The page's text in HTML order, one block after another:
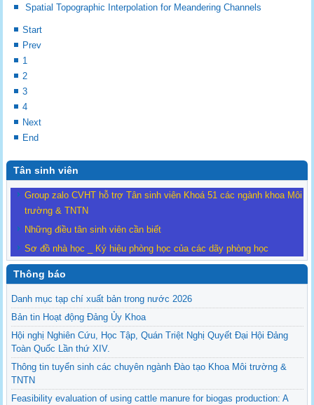
Spatial Topographic Interpolation for Meandering Channels
Start
Prev
1
2
3
4
Next
End
Tân sinh viên
Group zalo CVHT hỗ trợ Tân sinh viên Khoá 51 các ngành khoa Môi
trường & TNTN
Những điều tân sinh viên cần biết
Sơ đồ nhà học _ Ký hiệu phòng học của các dãy phòng học
Thông báo
Danh mục tạp chí xuất bản trong nước 2026
Bản tin Hoạt động Đảng Ủy Khoa
Hội nghị Nghiên Cứu, Học Tập, Quán Triệt Nghị Quyết Đại Hội Đảng
Toàn Quốc Lần thứ XIV.
Thông tin tuyển sinh các chuyên ngành Đào tạo Khoa Môi trường &
TNTN
Feasibility evaluation of using cattle manure for biogas production: A